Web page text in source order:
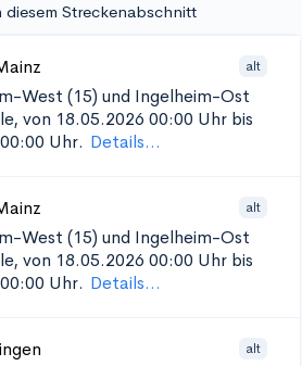
Streckenabschnitt
alt
West (15) und Ingelheim-Ost
von 18.05.2026 00:00 Uhr bis
Uhr. Details...
alt
West (15) und Ingelheim-Ost
von 18.05.2026 00:00 Uhr bis
Uhr. Details...
alt